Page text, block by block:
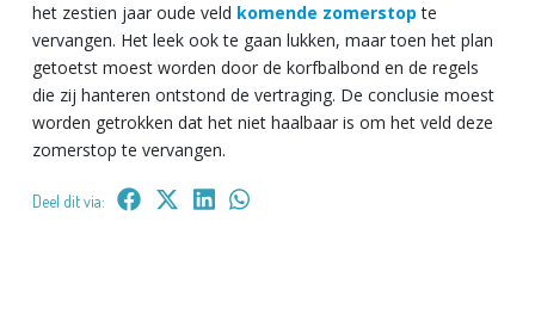
het zestien jaar oude veld komende zomerstop te
vervangen. Het leek ook te gaan lukken, maar toen het plan
getoetst moest worden door de korfbalbond en de regels
die zij hanteren ontstond de vertraging. De conclusie moest
worden getrokken dat het niet haalbaar is om het veld deze
zomerstop te vervangen.
Deel dit via: